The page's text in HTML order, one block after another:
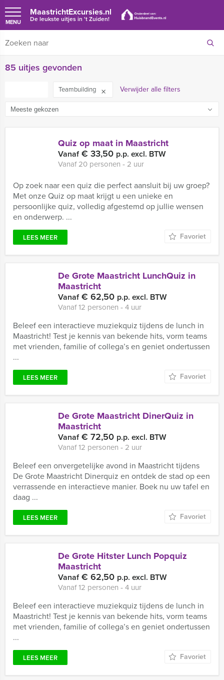
MaastrichtExcursies.nl
De leukste uitjes in 't Zuiden!
MENU
85 uitjes gevonden
Teambuilding Verwijder alle filters
Quiz op maat in Maastricht
Vanaf€ 33,50 p.p. excl. BTW
Vanaf 20 personen ‐ 2 uur
Op zoek naar een quiz die perfect aansluit bij uw groep?
Met onze Quiz op maat krijgt u een unieke en
persoonlijke quiz, volledig afgestemd op jullie wensen
en onderwerp. ...
LEES MEER Favoriet
De Grote Maastricht LunchQuiz in
Maastricht
Vanaf€ 62,50 p.p. excl. BTW
Vanaf 12 personen ‐ 4 uur
Beleef een interactieve muziekquiz tijdens de lunch in
Maastricht! Test je kennis van bekende hits, vorm teams
met vrienden, familie of collega’s en geniet ondertussen
...
LEES MEER Favoriet
De Grote Maastricht DinerQuiz in
Maastricht
Vanaf€ 72,50 p.p. excl. BTW
Vanaf 12 personen ‐ 2 uur
Beleef een onvergetelijke avond in Maastricht tijdens
De Grote Maastricht Dinerquiz en ontdek de stad op een
verrassende en interactieve manier. Boek nu uw tafel en
daag ...
LEES MEER Favoriet
De Grote Hitster Lunch Popquiz
Maastricht
Vanaf€ 62,50 p.p. excl. BTW
Vanaf 12 personen ‐ 4 uur
Beleef een interactieve muziekquiz tijdens de lunch in
Maastricht! Test je kennis van bekende hits, vorm teams
met vrienden, familie of collega’s en geniet ondertussen
...
LEES MEER Favoriet